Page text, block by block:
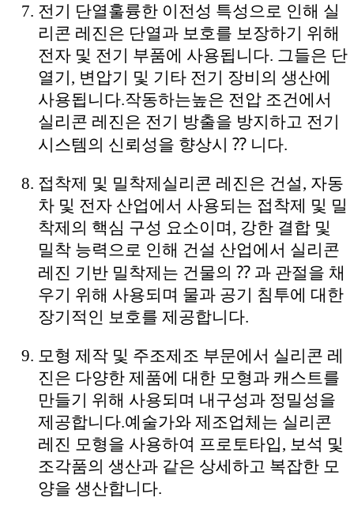
전기 단열훌륭한 이전성 특성으로 인해 실
리콘 레진은 단열과 보호를 보장하기 위해
전자 및 전기 부품에 사용됩니다. 그들은 단
열기, 변압기 및 기타 전기 장비의 생산에
사용됩니다.작동하는높은 전압 조건에서
실리콘 레진은 전기 방출을 방지하고 전기
시스템의 신뢰성을 향상시 ⁇ 니다.
접착제 및 밀착제실리콘 레진은 건설, 자동
차 및 전자 산업에서 사용되는 접착제 및 밀
착제의 핵심 구성 요소이며, 강한 결합 및
밀착 능력으로 인해 건설 산업에서 실리콘
레진 기반 밀착제는 건물의 ⁇ 과 관절을 채
우기 위해 사용되며 물과 공기 침투에 대한
장기적인 보호를 제공합니다.
모형 제작 및 주조제조 부문에서 실리콘 레
진은 다양한 제품에 대한 모형과 캐스트를
만들기 위해 사용되며 내구성과 정밀성을
제공합니다.예술가와 제조업체는 실리콘
레진 모형을 사용하여 프로토타입, 보석 및
조각품의 생산과 같은 상세하고 복잡한 모
양을 생산합니다.